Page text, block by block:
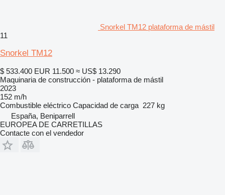
Snorkel TM12 plataforma de mástil
11
Snorkel TM12
$ 533.400 EUR 11.500 ≈ US$ 13.290
Maquinaria de construcción - plataforma de mástil
2023
152 m/h
Combustible eléctrico Capacidad de carga 227 kg
España, Beniparrell
EUROPEA DE CARRETILLAS
Contacte con el vendedor